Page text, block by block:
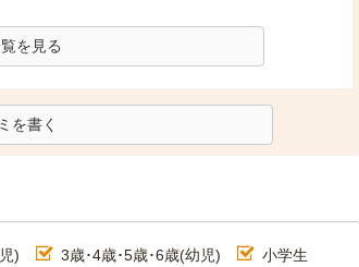
を見る
を書く
) 3歳･4歳･5歳･6歳(幼児)
小学生